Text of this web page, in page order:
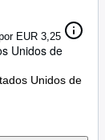
EUR 3,25
Unidos de
Unidos de